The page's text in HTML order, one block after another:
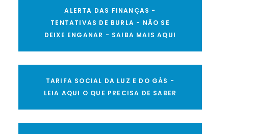
ALERTA DAS FINANÇAS -
TENTATIVAS DE BURLA - NÃO SE
DEIXE ENGANAR - SAIBA MAIS AQUI
TARIFA SOCIAL DA LUZ E DO GÁS -
LEIA AQUI O QUE PRECISA DE SABER